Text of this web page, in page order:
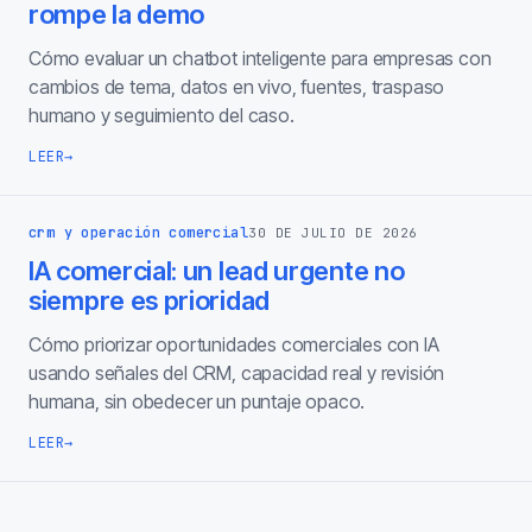
rompe la demo
Cómo evaluar un chatbot inteligente para empresas con
cambios de tema, datos en vivo, fuentes, traspaso
humano y seguimiento del caso.
LEER→
crm y operación comercial30 DE JULIO DE 2026
IA comercial: un lead urgente no
siempre es prioridad
Cómo priorizar oportunidades comerciales con IA
usando señales del CRM, capacidad real y revisión
humana, sin obedecer un puntaje opaco.
LEER→